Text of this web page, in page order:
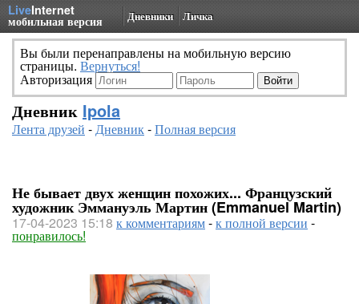
LiveInternet
мобильная версия Дневники Личка
Вы были перенаправлены на мобильную версию
страницы. Вернуться!
Авторизация
Дневник Ipola
Лента друзей -Дневник-Полная версия
Не бывает двух женщин похожих... Французский
художник Эммануэль Мартин (Emmanuel Martin)
17-04-2023 15:18 к комментариям-к полной версии -
понравилось!